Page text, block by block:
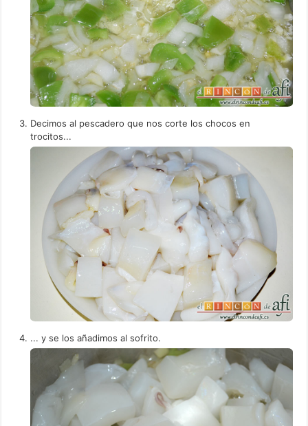
Decimos al pescadero que nos corte los chocos en
trocitos...
... y se los añadimos al sofrito.